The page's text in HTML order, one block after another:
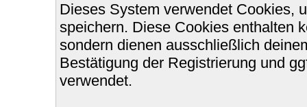
Dieses System verwendet Cookies,
speichern. Diese Cookies enthalten
sondern dienen ausschließlich
Bestätigung der Registrierung und
verwendet.